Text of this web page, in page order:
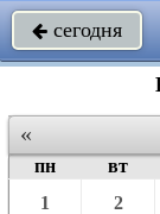
 сегодня
«
пн
вт
1
2